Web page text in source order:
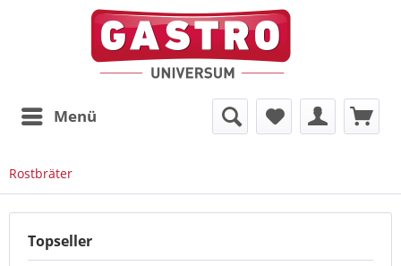
Menü
Rostbräter
Topseller